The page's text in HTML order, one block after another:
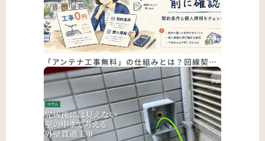
「アンテナ工事無料」の仕組みとは？回線契…